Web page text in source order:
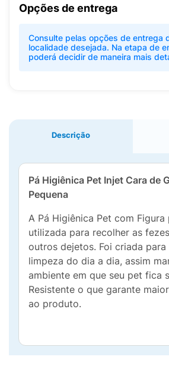
Opções de entrega
Consulte pelas opções de entrega
localidade desejada. Na etapa de
poderá decidir de maneira mais
Descrição
Pá Higiênica Pet Injet Cara de
Pequena
A Pá Higiênica Pet com Figura
utilizada para recolher as
outros dejetos. Foi criada para
limpeza do dia a dia, assim
ambiente em que seu pet fica
Resistente o que garante
ao produto.